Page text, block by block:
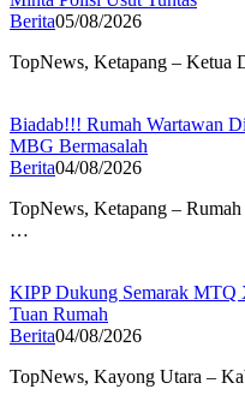
Berita05/08/2026
TopNews, Ketapang –
Biadab!!! Rumah Wartawan
MBG Bermasalah
Berita04/08/2026
TopNews, Ketapang –
…
KIPP Dukung Semarak
Tuan Rumah
Berita04/08/2026
TopNews, Kayong Utara –